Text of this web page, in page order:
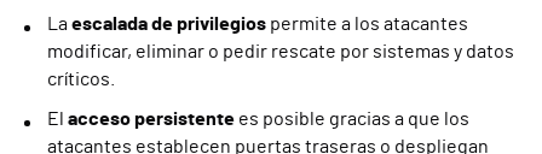
Laescalada de privilegios permite a los atacantes
modificar, eliminar o pedir rescate por sistemas y datos
críticos.
El acceso persistente es posible gracias a que los
atacantes establecen puertas traseras o despliegan